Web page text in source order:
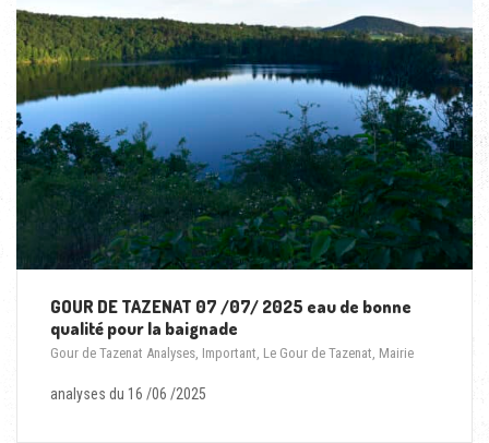
GOUR DE TAZENAT 07 /07/ 2025 eau de bonne
qualité pour la baignade
Gour de Tazenat Analyses, Important, Le Gour de Tazenat, Mairie
analyses du 16 /06 /2025